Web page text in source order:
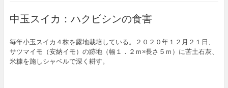
中玉スイカ：ハクビシンの食害
毎年小玉スイカ４株を露地栽培している。２０２０年１２月２１日、
サツマイモ（安納イモ）の跡地（幅１．２ｍ×長さ５ｍ）に苦土石灰、
米糠を施しシャベルで深く耕す。